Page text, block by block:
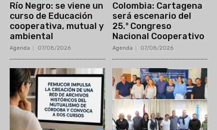
Río Negro: se viene un
curso de Educación
cooperativa, mutual y
ambiental
Agenda 07/08/2026
Colombia: Cartagena
será escenario del
25.º Congreso
Nacional Cooperativo
Agenda 07/08/2026